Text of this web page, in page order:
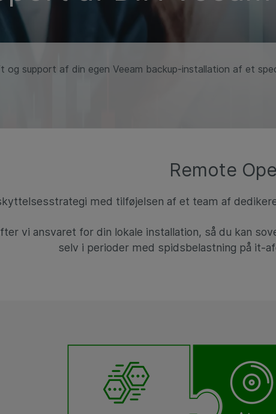
og support af din egen Veeam backup-installation af et
Remote
med tilføjelsen af et team af
vi ansvaret for din lokale installation, så du kan
selv i perioder med spidsbelastning på it-